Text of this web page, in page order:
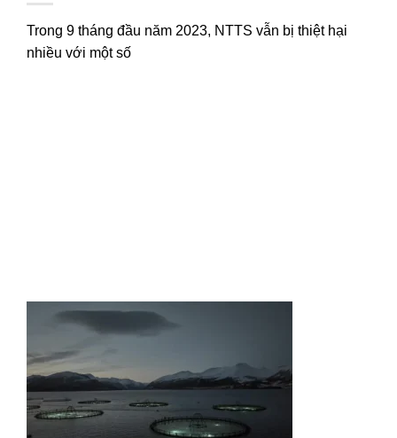
Trong 9 tháng đầu năm 2023, NTTS vẫn bị thiệt hại
nhiều với một số